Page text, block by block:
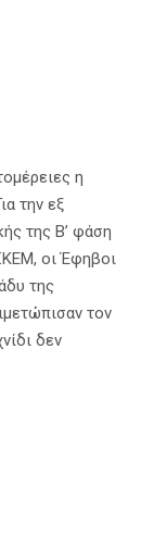
η
την εξ
της Β’ φάση
οι Έφηβοι
της
τον
δεν